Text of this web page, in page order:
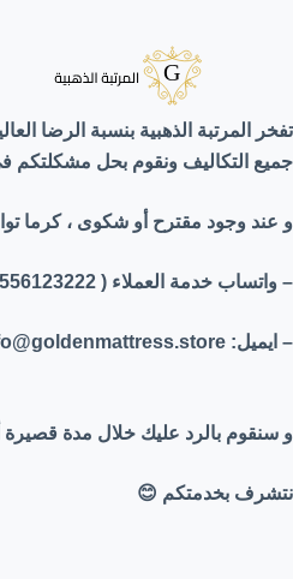
تفخر المرتبة الذهبية بنسبة الرضا
جميع التكاليف ونقوم بحل
و عند وجود مقترح أو شكوى ، كرما
– واتساب خدمة العملاء ( 0556123222 )
– ايميل: info@goldenmattress.store
و سنقوم بالرد عليك خلال مدة قصيرة أقصاها 5 أيام عمل
نتشرف بخدمتكم 😊